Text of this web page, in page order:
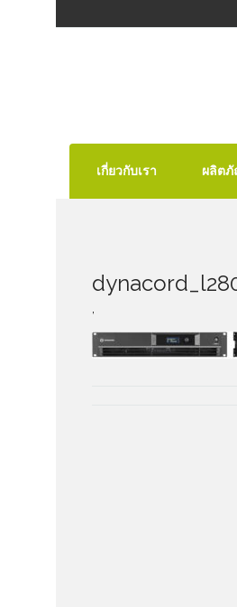
เกี่ยวกับเรา ผลิต